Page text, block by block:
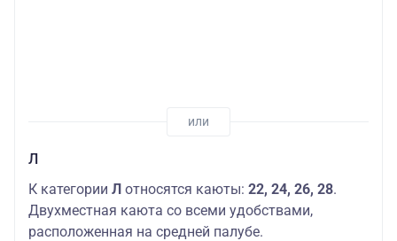
Л
К категории Л относятся каюты: 22, 24, 26, 28.
Двухместная каюта со всеми удобствами,
расположенная на средней палубе.